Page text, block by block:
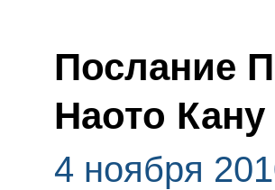
Послание
Наото Кану
4 ноября